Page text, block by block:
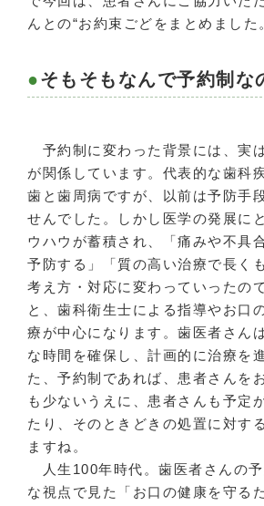
んとの“お約束ごどをまとめました
そもそもなんで予約制な
予約制に変わった背景には、実
が関係しています。代表的な歯科
歯と歯周病ですが、以前は予防手
せんでした。しかし医学の発展に
ウハウが蓄積され、「痛みや不具
予防する」「質の高い治療で長く
考え方・対応に変わっていったの
と、歯科衛生士による指導やお口
療が中心になります。歯医者さん
な時間を確保し、計画的に治療を
た、予約制であれば、患者さんを
も少ないうえに、患者さんも予定
たり、そのときどきの処置に対す
ますね。
人生100年時代。歯医者さんの
な視点で見た「お口の健康を守る